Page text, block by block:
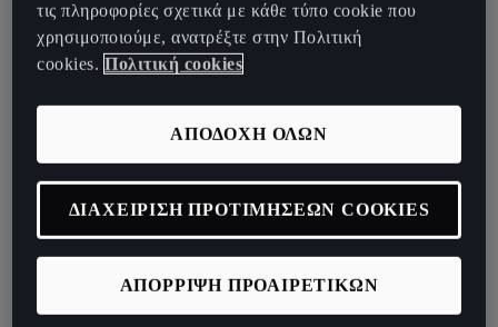
οποίο συνάδει με το σχεδιαστικό στυλ και τα υψηλά ποιοτικά
πρότυπα της CUPRA, παράγεται χάρη στη συνεργασία ψαράδων,
διαφόρων ΜΚΟ και τοπικών κοινοτήτων, που συλλέγουν τα υλικά.
Σύμφωνα με τη δέσμευση της CUPRA για καινοτομία, αυτό το
τις πληροφορίες σχετικά με κάθε τύπο cookie που
χρησιμοποιούμε, ανατρέξτε στην Πολιτική
cookies. Πολιτική cookies
ΑΠΟΡΡΙΨΗ ΠΡΟΑΙΡΕΤΙΚΩΝ
ΑΠΟΔΟΧΗ ΟΛΩΝ
ΔΙΑΧΕΙΡΙΣΗ ΠΡΟΤΙΜΗΣΕΩΝ COOKIES